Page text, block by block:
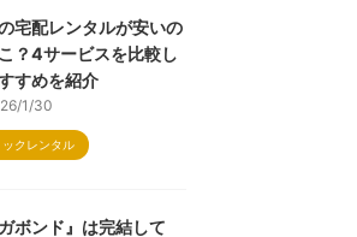
宅配レンタルが安いの
？4サービスを比較し
すめを紹介
1/30
ックレンタル
ガボンド』は完結して